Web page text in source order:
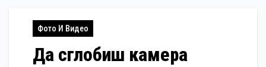
Фото И Видео
Да сглобиш камера